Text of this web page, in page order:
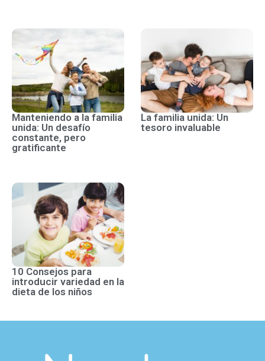
Manteniendo a la familia
unida: Un desafío
constante, pero
gratificante
La familia unida: Un
tesoro invaluable
10 Consejos para
introducir variedad en la
dieta de los niños